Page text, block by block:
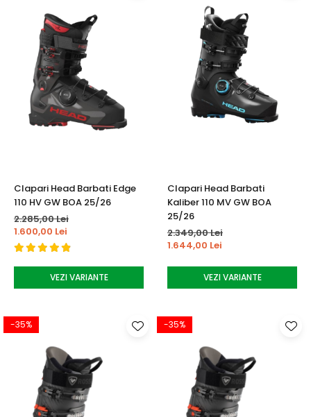
Clapari Head Barbati Edge
110 HV GW BOA 25/26
2.285,00 Lei
1.600,00 Lei
VEZI VARIANTE
Clapari Head Barbati
Kaliber 110 MV GW BOA
25/26
2.349,00 Lei
1.644,00 Lei
VEZI VARIANTE
-35% -35%